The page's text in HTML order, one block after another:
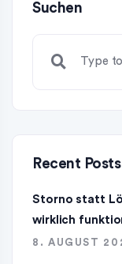
Suchen
Recent Posts
Storno statt
wirklich
8. AUGUST